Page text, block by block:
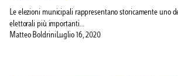
Le elezioni municipali rappresentano storicamente uno
elettorali più importanti…
Matteo Boldrini Luglio 16, 2020